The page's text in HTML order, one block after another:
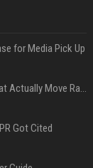
for Media Pick Up
Press Release SEO: 14 Optimizations That Actually Move Rankings
Got Cited